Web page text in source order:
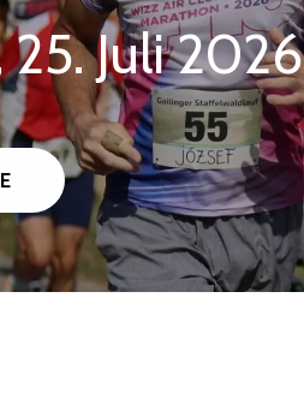
Juli 2026